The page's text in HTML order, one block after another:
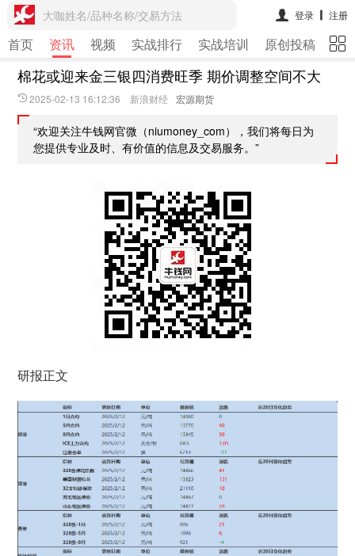
大咖姓名/品种名称/交易方法 登录 注册
首页 资讯 视频 实战排行 实战培训 原创投稿 期
棉花或迎来金三银四消费旺季 期价调整空间不大
2025-02-13 16:12:36 新浪财经 宏源期货
“欢迎关注牛钱网官微（niumoney_com），我们将每日为
您提供专业及时、有价值的信息及交易服务。”
研报正文